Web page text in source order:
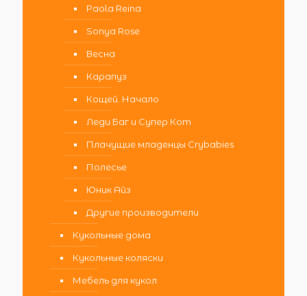
Paola Reina
Sonya Rose
Весна
Карапуз
Кощей. Начало
Леди Баг и Супер Кот
Плачущие младенцы Crybabies
Полесье
Юник Айз
Другие производители
Кукольные дома
Кукольные коляски
Мебель для кукол